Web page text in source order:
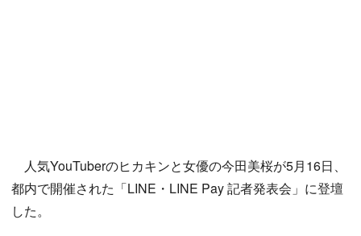
人気YouTuberのヒカキンと女優の今田美桜が5月16日、
都内で開催された「LINE・LINE Pay 記者発表会」に登壇
した。